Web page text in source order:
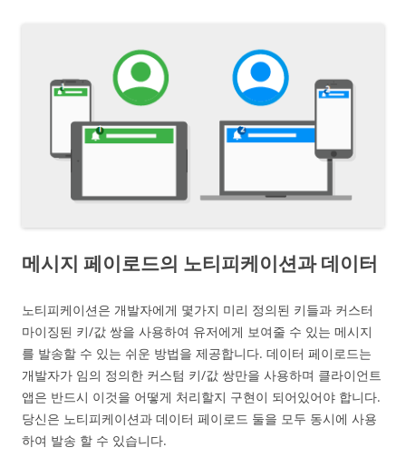
메시지 페이로드의 노티피케이션과 데이터
노티피케이션은 개발자에게 몇가지 미리 정의된 키들과 커스터
마이징된 키/값 쌍을 사용하여 유저에게 보여줄 수 있는 메시지
를 발송할 수 있는 쉬운 방법을 제공합니다. 데이터 페이로드는
개발자가 임의 정의한 커스텀 키/값 쌍만을 사용하며 클라이언트
앱은 반드시 이것을 어떻게 처리할지 구현이 되어있어야 합니다.
당신은 노티피케이션과 데이터 페이로드 둘을 모두 동시에 사용
하여 발송 할 수 있습니다.